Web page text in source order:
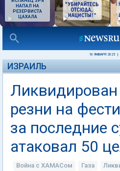
НАПАЛ НА
РЕЗЕРВИСТА
ЦАХАЛА
16 ЯНВАРЯ 2025
ИЗРАИЛЬ
Ликвидирован
резни на
за последние
атаковал 50
Война с ХАМАСом Газа